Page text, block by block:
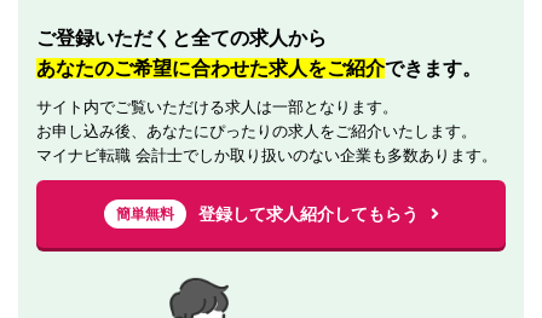
ご登録いただくと全ての求人から
あなたのご希望に合わせた求人をご紹介できます。
サイト内でご覧いただける求人は一部となります。
お申し込み後、あなたにぴったりの求人をご紹介いたします。
マイナビ転職 会計士でしか取り扱いのない企業も多数あります。
簡単無料 登録して求人紹介してもらう